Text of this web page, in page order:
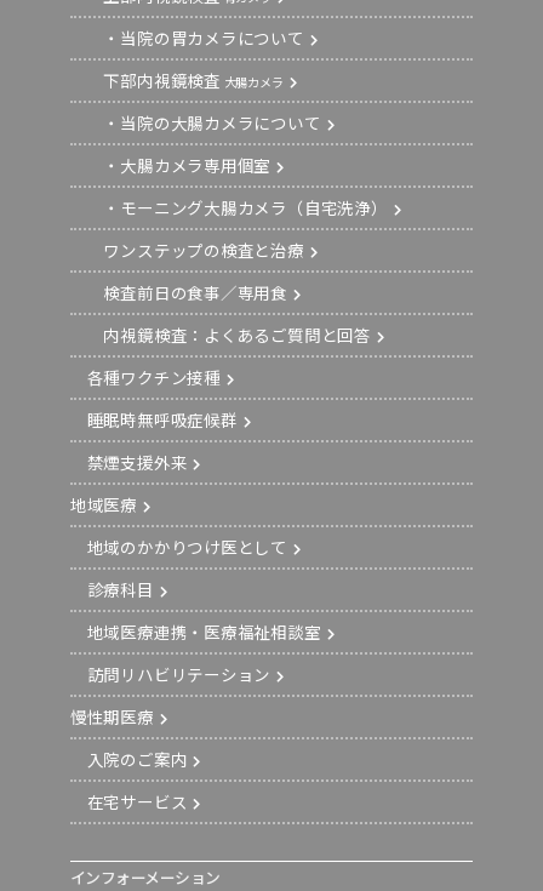
・当院の胃カメラについて
下部内視鏡検査 大腸カメラ
・当院の大腸カメラについて
・大腸カメラ専用個室
・モーニング大腸カメラ（自宅洗浄）
ワンステップの検査と治療
検査前日の食事／専用食
内視鏡検査：よくあるご質問と回答
各種ワクチン接種
睡眠時無呼吸症候群
禁煙支援外来
地域医療
地域のかかりつけ医として
診療科目
地域医療連携・医療福祉相談室
訪問リハビリテーション
慢性期医療
入院のご案内
在宅サービス
インフォーメーション